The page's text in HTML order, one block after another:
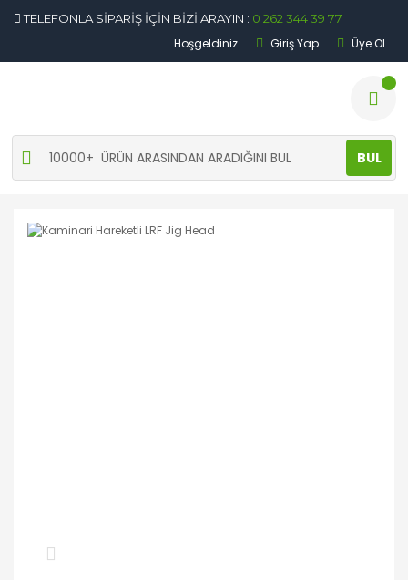
TELEFONLA SİPARİŞ İÇİN BİZİ ARAYIN : 0 262 344 39 77
Hoşgeldiniz Giriş Yap Üye Ol
BUL